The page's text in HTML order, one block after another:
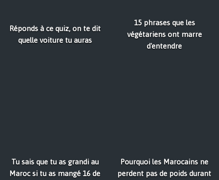
Réponds à ce quiz, on te dit
quelle voiture tu auras
15 phrases que les
végétariens ont marre
d'entendre
Tu sais que tu as grandi au
Maroc si tu as mangé 16 de
Pourquoi les Marocains ne
perdent pas de poids durant